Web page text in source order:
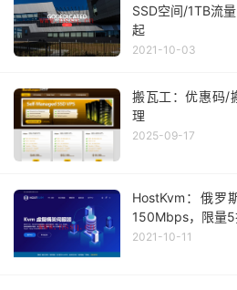
SSD空间/1TB流
起
2021-10-03
搬瓦工：优惠码/
理
2025-09-17
HostKvm：俄罗
150Mbps，限量
2021-10-11